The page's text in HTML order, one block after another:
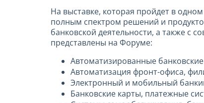
На выставке, которая пройдет в
полным спектром решений и
банковской деятельности, а также с
представлены на Форуме:
Автоматизированные
Автоматизация фронт-офиса,
Электронный и мобильный
Банковские карты, платежные